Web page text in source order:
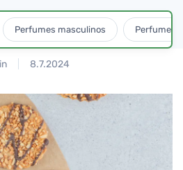
Perfumes masculinos Perfumes
8.7.2024